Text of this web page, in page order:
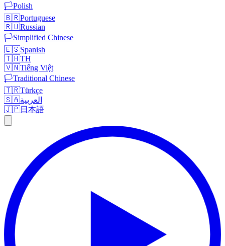
🏳️Polish
🇧🇷Portuguese
🇷🇺Russian
🏳️Simplified Chinese
🇪🇸Spanish
🇹🇭TH
🇻🇳Tiếng Việt
🏳️Traditional Chinese
🇹🇷Türkçe
🇸🇦العربية
🇯🇵日本語